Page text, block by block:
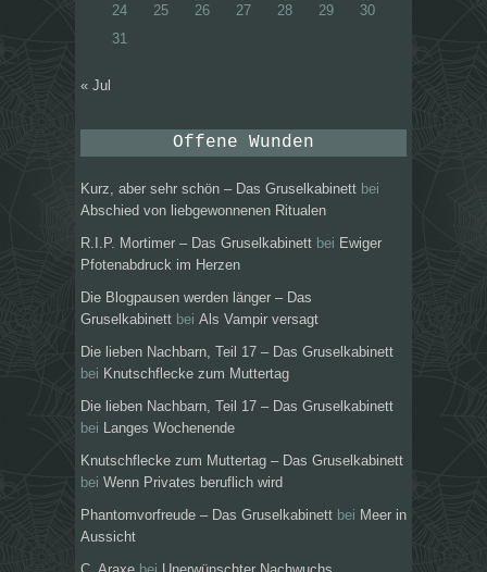
24
25 26 27 28 29
30
31
« Jul
Offene Wunden
Kurz, aber sehr schön – Das Gruselkabinett bei
Abschied von liebgewonnenen Ritualen
R.I.P. Mortimer – Das Gruselkabinett bei Ewiger
Pfotenabdruck im Herzen
Die Blogpausen werden länger – Das
Gruselkabinett bei Als Vampir versagt
Die lieben Nachbarn, Teil 17 – Das Gruselkabinett
bei Knutschflecke zum Muttertag
Die lieben Nachbarn, Teil 17 – Das Gruselkabinett
bei
Langes Wochenende
Knutschflecke zum Muttertag – Das Gruselkabinett
bei Wenn Privates beruflich wird
Phantomvorfreude – Das Gruselkabinett bei Meer in
Aussicht